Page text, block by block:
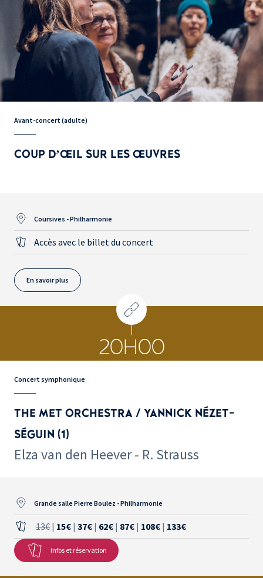
Avant-concert (adulte)
COUP D’ŒIL SUR LES ŒUVRES
Coursives - Philharmonie
Accès avec le billet du concert
En savoir plus
20H00
Concert symphonique
THE MET ORCHESTRA / YANNICK NÉZET-
SÉGUIN (1)
Elza van den Heever - R. Strauss
Grande salle Pierre Boulez - Philharmonie
13€ | 15€ | 37€ | 62€ | 87€ | 108€ | 133€
Infos et réservation